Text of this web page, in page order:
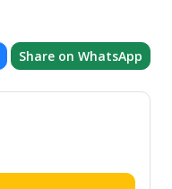
Share on WhatsApp